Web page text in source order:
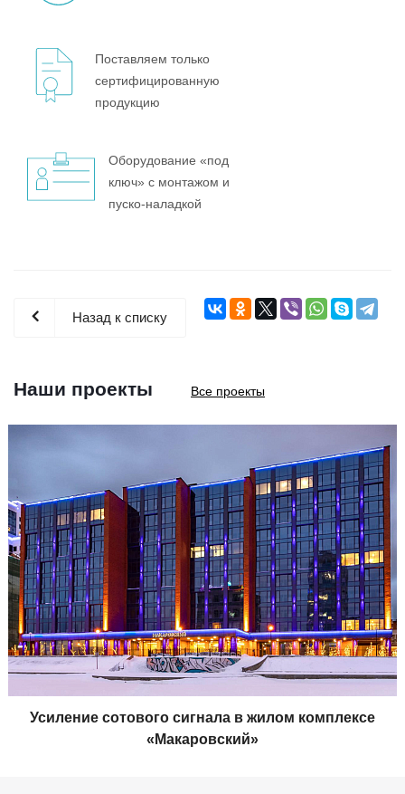
Поставляем только
сертифицированную
продукцию
Оборудование «под
ключ» с монтажом и
пуско-наладкой
Назад к списку
Наши проекты Все проекты
Усиление сотового сигнала в жилом комплексе
«Макаровский»